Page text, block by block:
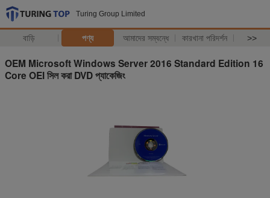
Turing Group Limited
বাড়ি পণ্য আমাদের সম্বন্ধে কারখানা পরিদর্শন >>
OEM Microsoft Windows Server 2016 Standard Edition 16
Core OEI সিল করা DVD প্যাকেজিং